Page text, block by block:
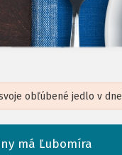
, Tiles courtesy of
má Ľubomíra